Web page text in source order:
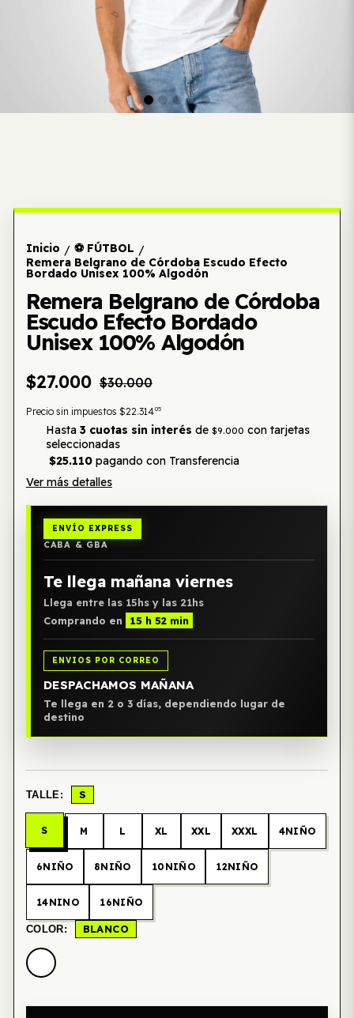
Inicio / ⚽ FÚTBOL /
Remera Belgrano de Córdoba Escudo Efecto
Bordado Unisex 100% Algodón
Remera Belgrano de Córdoba
Escudo Efecto Bordado
Unisex 100% Algodón
$27.000 $30.000
Precio sin impuestos $22.31405
Hasta 3 cuotas sin interés de $9.000 con tarjetas
seleccionadas
$25.110pagando con Transferencia
Ver más detalles
ENVÍO EXPRESS
CABA & GBA
Te llega mañana viernes
Llega entre las 15hs y las 21hs
Comprando en
15 h 52 min
ENVIOS POR CORREO
DESPACHAMOS MAÑANA
Te llega en 2 o 3 días, dependiendo lugar de
destino
TALLE: S
S M L XL XXL XXXL 4NIÑO
6NIÑO 8NIÑO 10NIÑO 12NIÑO
14NINO 16NIÑO
COLOR: BLANCO